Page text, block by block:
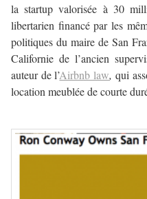
la startup valorisée à 30
libertarien financé par les
politiques du maire de San
Californie de l’ancien
auteur de l’Airbnb law, qui
location meublée de courte